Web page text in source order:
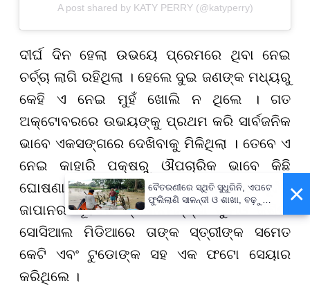
A post shared by KATY PERRY (@katyperry)
ଦୀର୍ଘ ଦିନ ହେଲା ଉଭୟେ ପ୍ରେମରେ ଥିବା ନେଇ
ଚର୍ଚ୍ଚା ଲାଗି ରହିଥିଲା । ହେଲେ ଦୁଇ ଜଣଙ୍କ ମଧ୍ୟରୁ
କେହି ଏ ନେଇ ମୁହଁ ଖୋଲି ନ ଥିଲେ । ଗତ
ଅକ୍ଟୋବରରେ ଉଭୟଙ୍କୁ ପ୍ରଥମ କରି ସାର୍ବଜନିକ
ଭାବେ ଏକସଙ୍ଗରେ ଦେଖିବାକୁ ମିଳିଥିଲା । ତେବେ ଏ
ନେଇ କାହାରି ପକ୍ଷରୁ ଔପଚାରିକ ଭାବେ କିଛି
ଘୋଷଣା କରାଯାଇ ନ ଥିଲା । କେଟିଙ୍କ ପୂର୍ବରୁ
ଜାପାନର ପୂର୍ବତନ ପ୍ରଧାନମନ୍ତ୍ରୀ ଫୁମିଓ କିଶିଦା
ସୋସିଆଲ ମିଡିଆରେ ତାଙ୍କ ସ୍ତ୍ରୀଙ୍କ ସମେତ
କେଟି ଏବଂ ଟୁଡୋଙ୍କ ସହ ଏକ ଫଟୋ ସେୟାର
କରିଥିଲେ ।
×
ବୈତରଣୀରେ ସ୍ଥିତି ସୁଧୁରିନି, ଏପଟେ
ଫୁଲିଲାଣି ସାଳନ୍ଦୀ ଓ ଶାଖା, ବଢ଼ୁଛି
ବନ୍ୟା ଭୟ